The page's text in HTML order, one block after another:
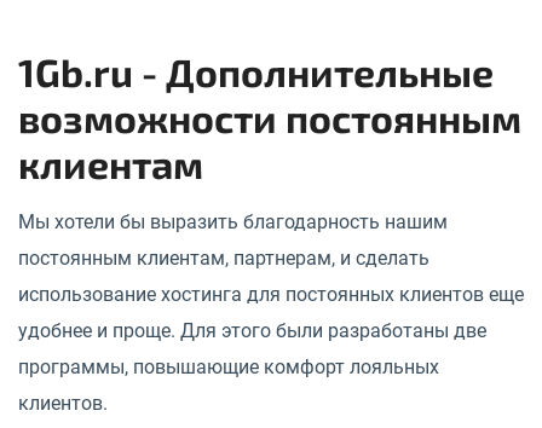
1Gb.ru - Дополнительные
возможности постоянным
клиентам
Мы хотели бы выразить благодарность нашим
постоянным клиентам, партнерам, и сделать
использование хостинга для постоянных клиентов еще
удобнее и проще. Для этого были разработаны две
программы, повышающие комфорт лояльных
клиентов.